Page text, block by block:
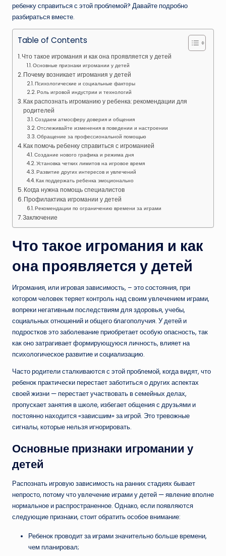
ребенку справиться с этой проблемой? Давайте подробно
разбираться вместе.
Table of Contents
Что такое игромания и как она проявляется у детей
Основные признаки игромании у детей
Почему возникает игромания у детей
Психологические и социальные факторы
Роль игровой индустрии и технологий
Как распознать игроманию у ребенка: рекомендации для
родителей
Создаем атмосферу доверия и общения
Отслеживайте изменения в поведении и настроении
Обращение за профессиональной помощью
Как помочь ребенку справиться с игроманией
Создание нового графика и режима дня
Установка четких лимитов на игровое время
Развитие других интересов и увлечений
Как поддержать ребенка эмоционально
Когда нужна помощь специалистов
Профилактика игромании у детей
Рекомендации по ограничению времени за играми
Заключение
Что такое игромания и как
она проявляется у детей
Игромания, или игровая зависимость, – это состояния, при
котором человек теряет контроль над своим увлечением играми,
вопреки негативным последствиям для здоровья, учебы,
социальных отношений и общего благополучия. У детей и
подростков это заболевание приобретает особую опасность, так
как оно затрагивает формирующуюся личность, влияет на
психологическое развитие и социализацию.
Часто родители сталкиваются с этой проблемой, когда видят, что
ребенок практически перестает заботиться о других аспектах
своей жизни — перестает участвовать в семейных делах,
пропускает занятия в школе, избегает общения с друзьями и
постоянно находится «зависшим» за игрой. Это тревожные
сигналы, которые нельзя игнорировать.
Основные признаки игромании у
детей
Распознать игровую зависимость на ранних стадиях бывает
непросто, потому что увлечение играми у детей — явление вполне
нормальное и распространенное. Однако, если появляются
следующие признаки, стоит обратить особое внимание:
Ребенок проводит за играми значительно больше времени,
чем планировал;